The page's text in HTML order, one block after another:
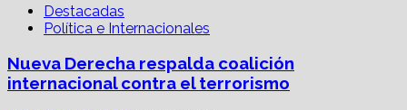
Destacadas
Política e Internacionales
Nueva Derecha respalda coalición
internacional contra el terrorismo